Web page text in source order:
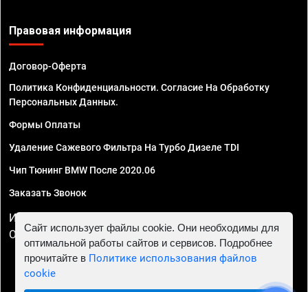
Правовая информация
Договор-Оферта
Политика Конфиденциальности. Согласие На Обработку
Персональных Данных.
Формы Оплаты
Удаление Сажевого Фильтра На Турбо Дизеле TDI
Чип Тюнинг BMW После 2020.06
Заказать Звонок
ИП Смирнов Георгий Павлович. ИНН 781302555843,
ОГРНИП 324470400032610
Сайт использует файлы cookie. Они необходимы для
оптимальной работы сайтов и сервисов. Подробнее
прочитайте в Политике использования файлов
cookie